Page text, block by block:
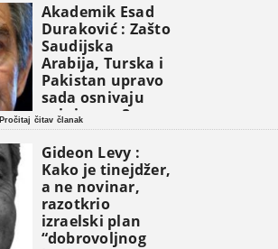
Akademik Esad
Duraković : Zašto
Saudijska
Arabija, Turska i
Pakistan upravo
sada osnivaju
vojni savez?
Pročitaj čitav članak
Gideon Levy :
Kako je tinejdžer,
a ne novinar,
razotkrio
izraelski plan
“dobrovoljnog